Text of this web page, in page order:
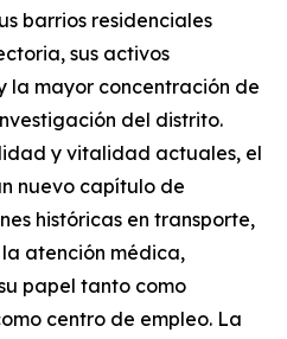
barrios residenciales
sus activos
la mayor concentración de
del distrito.
y vitalidad actuales, el
nuevo capítulo de
históricas en transporte,
atención médica,
papel tanto como
centro de empleo. La